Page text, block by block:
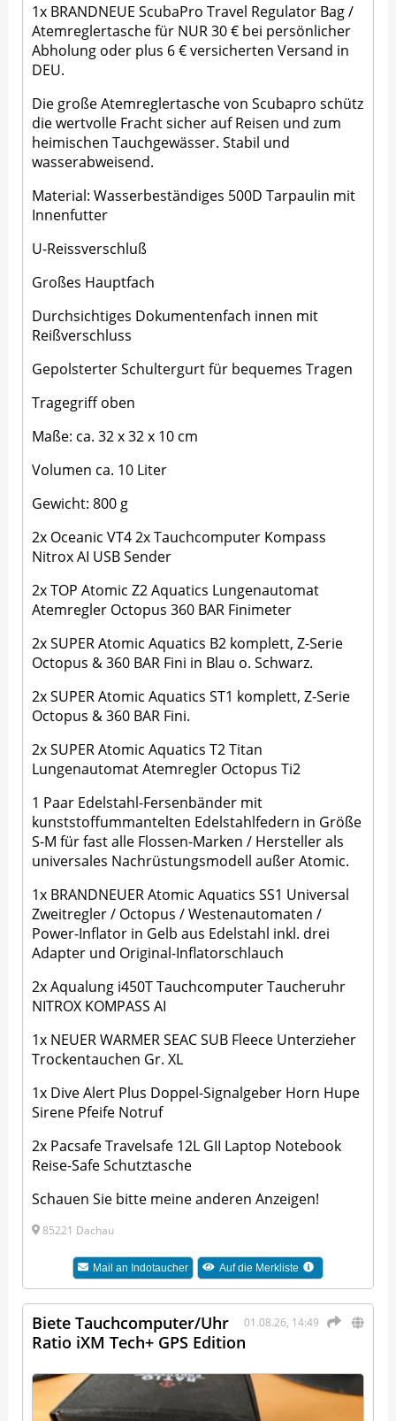
1x BRANDNEUE ScubaPro Travel Regulator Bag /
Atemreglertasche für NUR 30 € bei persönlicher
Abholung oder plus 6 € versicherten Versand in
DEU.
Die große Atemreglertasche von Scubapro schütz
die wertvolle Fracht sicher auf Reisen und zum
heimischen Tauchgewässer. Stabil und
wasserabweisend.
Material: Wasserbeständiges 500D Tarpaulin mit
Innenfutter
U-Reissverschluß
Großes Hauptfach
Durchsichtiges Dokumentenfach innen mit
Reißverschluss
Gepolsterter Schultergurt für bequemes Tragen
Tragegriff oben
Maße: ca. 32 x 32 x 10 cm
Volumen ca. 10 Liter
Gewicht: 800 g
2x Oceanic VT4 2x Tauchcomputer Kompass
Nitrox AI USB Sender
2x TOP Atomic Z2 Aquatics Lungenautomat
Atemregler Octopus 360 BAR Finimeter
2x SUPER Atomic Aquatics B2 komplett, Z-Serie
Octopus & 360 BAR Fini in Blau o. Schwarz.
2x SUPER Atomic Aquatics ST1 komplett, Z-Serie
Octopus & 360 BAR Fini.
2x SUPER Atomic Aquatics T2 Titan
Lungenautomat Atemregler Octopus Ti2
1 Paar Edelstahl-Fersenbänder mit
kunststoffummantelten Edelstahlfedern in Größe
S-M für fast alle Flossen-Marken / Hersteller als
universales Nachrüstungsmodell außer Atomic.
1x BRANDNEUER Atomic Aquatics SS1 Universal
Zweitregler / Octopus / Westenautomaten /
Power-Inflator in Gelb aus Edelstahl inkl. drei
Adapter und Original-Inflatorschlauch
2x Aqualung i450T Tauchcomputer Taucheruhr
NITROX KOMPASS AI
1x NEUER WARMER SEAC SUB Fleece Unterzieher
Trockentauchen Gr. XL
1x Dive Alert Plus Doppel-Signalgeber Horn Hupe
Sirene Pfeife Notruf
2x Pacsafe Travelsafe 12L GII Laptop Notebook
Reise-Safe Schutztasche
Schauen Sie bitte meine anderen Anzeigen!
85221 Dachau
Mail an Indotaucher Auf die Merkliste
01.08.26, 14:49
Biete Tauchcomputer/Uhr
Ratio iXM Tech+ GPS Edition